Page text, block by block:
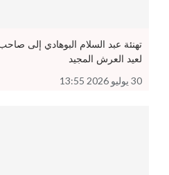
لعيد العرش المجيد
30 يوليو 2026 13:55